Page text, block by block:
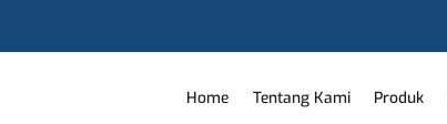
Home Tentang Kami Produk